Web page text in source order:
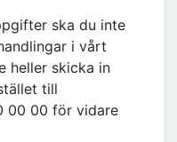
ska du inte
i vårt
heller skicka in
till
00 00 för vidare